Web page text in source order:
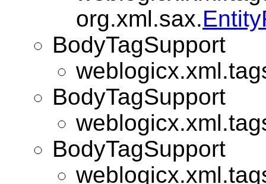
org.xml.sax.
BodyTagSupport
BodyTagSupport
BodyTagSupport